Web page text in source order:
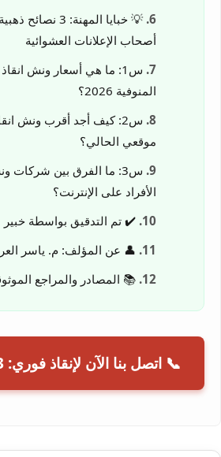
💡 خبايا المهنة: 3
أصحاب الإعلانات العشوائية
س1: ما هي أسعار ونش
المنوفية 2026؟
س2: كيف أجد أقرب ونش
موقعي الحالي؟
س3: ما الفرق بين شركات
الأفراد على الإنترنت؟
✔️ تم التدقيق بواسطة خبير
👤 عن المؤلف: م. ياسر
📚 المصادر والمراجع
📞 اتصل بنا الآن لإنقاذ فوري: 01090100033